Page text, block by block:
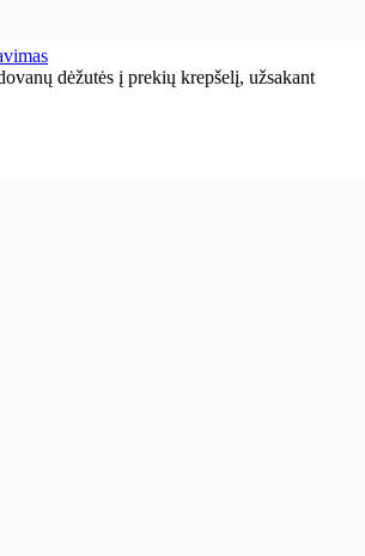
dėžutės į prekių krepšelį, užsakant